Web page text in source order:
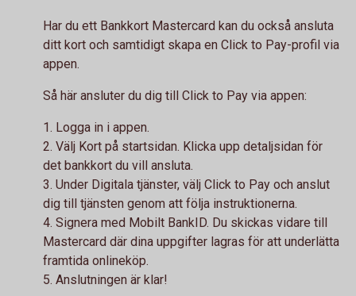
Har du ett Bankkort Mastercard kan du också ansluta
ditt kort och samtidigt skapa en Click to Pay-profil via
appen.
Så här ansluter du dig till Click to Pay via appen:
1. Logga in i appen.
2. Välj Kort på startsidan. Klicka upp detaljsidan för
det bankkort du vill ansluta.
3. Under Digitala tjänster, välj Click to Pay och anslut
dig till tjänsten genom att följa instruktionerna.
4. Signera med Mobilt BankID. Du skickas vidare till
Mastercard där dina uppgifter lagras för att underlätta
framtida onlineköp.
5. Anslutningen är klar!